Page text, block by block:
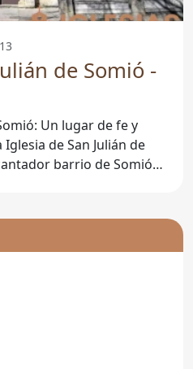
de Somió -
Un lugar de fe y
barrio de Somió